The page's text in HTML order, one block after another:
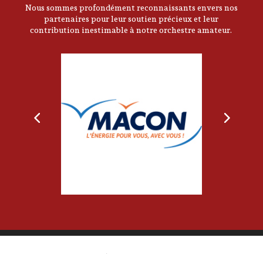
Nous sommes profondément reconnaissants envers nos
partenaires pour leur soutien précieux et leur
contribution inestimable à notre orchestre amateur.